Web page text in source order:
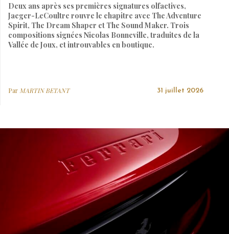
Deux ans après ses premières signatures olfactives,
Jaeger-LeCoultre rouvre le chapitre avec The Adventure
Spirit, The Dream Shaper et The Sound Maker. Trois
compositions signées Nicolas Bonneville, traduites de la
Vallée de Joux, et introuvables en boutique.
Par MARTIN BETANT 31 juillet 2026